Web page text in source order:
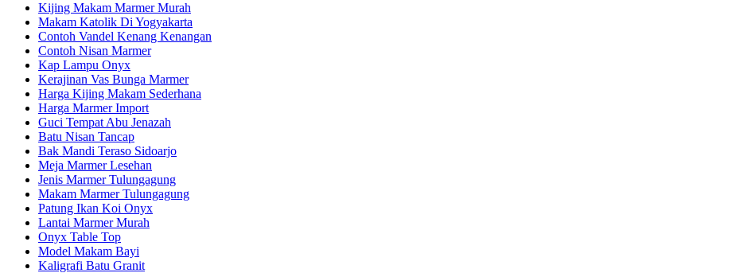
Kijing Makam Marmer Murah
Makam Katolik Di Yogyakarta
Contoh Vandel Kenang Kenangan
Contoh Nisan Marmer
Kap Lampu Onyx
Kerajinan Vas Bunga Marmer
Harga Kijing Makam Sederhana
Harga Marmer Import
Guci Tempat Abu Jenazah
Batu Nisan Tancap
Bak Mandi Teraso Sidoarjo
Meja Marmer Lesehan
Jenis Marmer Tulungagung
Makam Marmer Tulungagung
Patung Ikan Koi Onyx
Lantai Marmer Murah
Onyx Table Top
Model Makam Bayi
Kaligrafi Batu Granit